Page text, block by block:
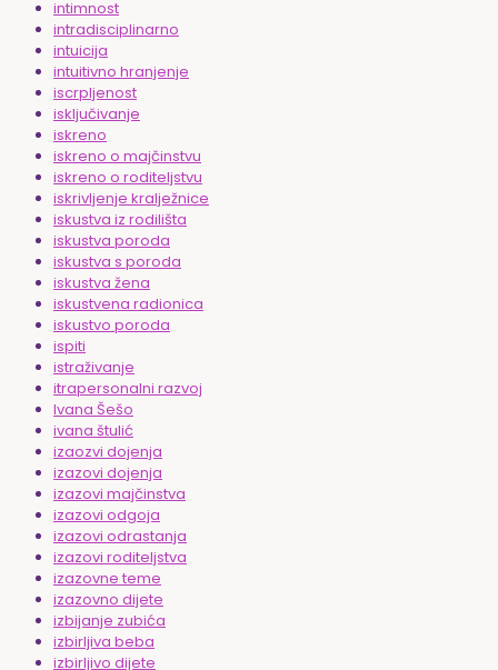
intimnost
intradisciplinarno
intuicija
intuitivno hranjenje
iscrpljenost
isključivanje
iskreno
iskreno o majčinstvu
iskreno o roditeljstvu
iskrivljenje kralježnice
iskustva iz rodilišta
iskustva poroda
iskustva s poroda
iskustva žena
iskustvena radionica
iskustvo poroda
ispiti
istraživanje
itrapersonalni razvoj
Ivana Šešo
ivana štulić
izaozvi dojenja
izazovi dojenja
izazovi majčinstva
izazovi odgoja
izazovi odrastanja
izazovi roditeljstva
izazovne teme
izazovno dijete
izbijanje zubića
izbirljiva beba
izbirljivo dijete